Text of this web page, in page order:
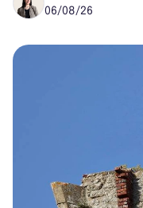
06/08/26